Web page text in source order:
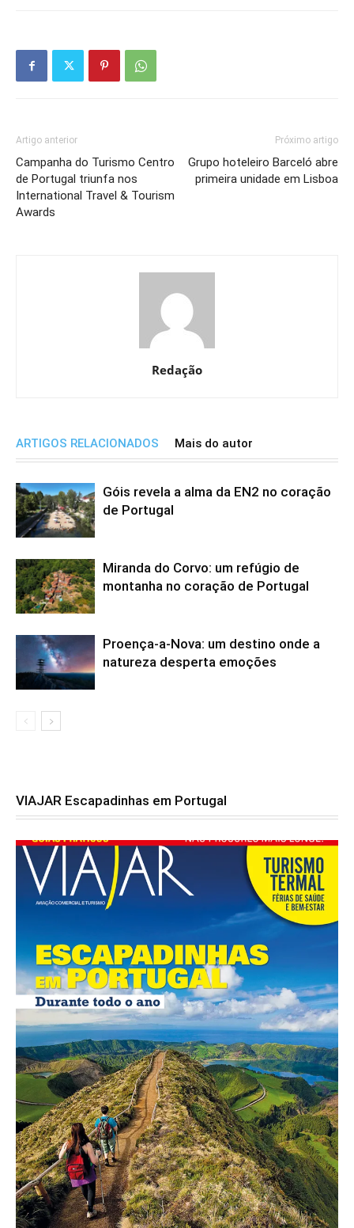
Artigo anterior
Campanha do Turismo Centro
de Portugal triunfa nos
International Travel & Tourism
Awards
Próximo artigo
Grupo hoteleiro Barceló abre
primeira unidade em Lisboa
Redação
ARTIGOS RELACIONADOS Mais do autor
Góis revela a alma da EN2 no coração
de Portugal
Miranda do Corvo: um refúgio de
montanha no coração de Portugal
Proença-a-Nova: um destino onde a
natureza desperta emoções
VIAJAR Escapadinhas em Portugal